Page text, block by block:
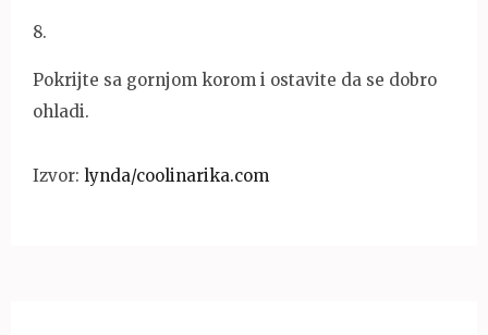
8.
Pokrijte sa gornjom korom i ostavite da se dobro
ohladi.
Izvor: lynda/coolinarika.com